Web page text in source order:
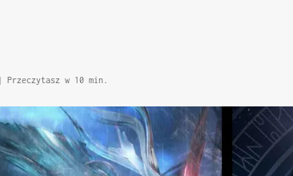
| Przeczytasz w 10 min.